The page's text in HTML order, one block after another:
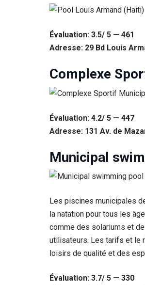
Évaluation: 3.5/ 5 — 461
Adresse: 29 Bd Louis
Complexe
Évaluation: 4.2/ 5 — 447
Adresse: 131 Av. de
Municipal
Les piscines municipales
la natation pour tous les
comme des solariums et
utilisateurs. Les tarifs et le
loisirs de qualité et des
Évaluation: 3.7/ 5 — 330
Ces cookies ne